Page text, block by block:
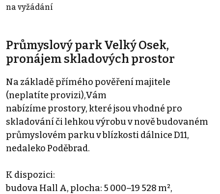
na vyžádání
Průmyslový park Velký Osek,
pronájem skladových prostor
Na základě přímého pověření majitele
(neplatíte provizi),Vám
nabízíme prostory, které jsou vhodné pro
skladování či lehkou výrobu v nově budovaném
průmyslovém parku v blízkosti dálnice D11,
nedaleko Poděbrad.
K dispozici:
budova Hall A, plocha: 5 000–19 528 m²,